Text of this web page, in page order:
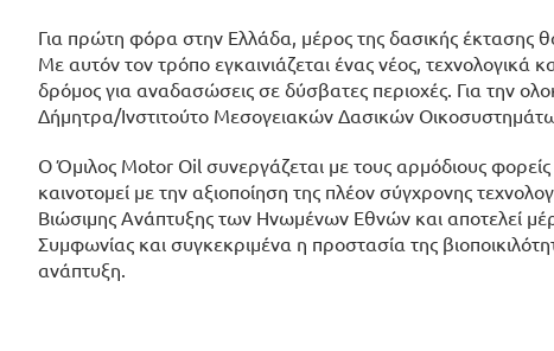
Για πρώτη φόρα στην Ελλάδα, μέρος της δασικής έκτασης
Με αυτόν τον τρόπο εγκαινιάζεται ένας νέος, τεχνολογικά
δρόμος για αναδασώσεις σε δύσβατες περιοχές. Για την
Δήμητρα/Ινστιτούτο Μεσογειακών Δασικών
Ο Όμιλος Motor Oil συνεργάζεται με τους αρμόδιους
καινοτομεί με την αξιοποίηση της πλέον σύγχρονης
Βιώσιμης Ανάπτυξης των Ηνωμένων Εθνών και αποτελεί
Συμφωνίας και συγκεκριμένα η προστασία της
ανάπτυξη.